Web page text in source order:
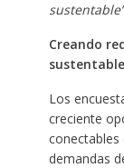
Creando
Los
creciente
conectables
demandas